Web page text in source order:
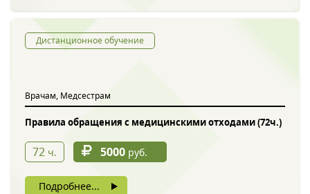
Дистанционное обучение
Врачам, Медсестрам
Правила обращения с медицинскими отходами (72ч.)
72 ч. 5000 руб.
Подробнее...